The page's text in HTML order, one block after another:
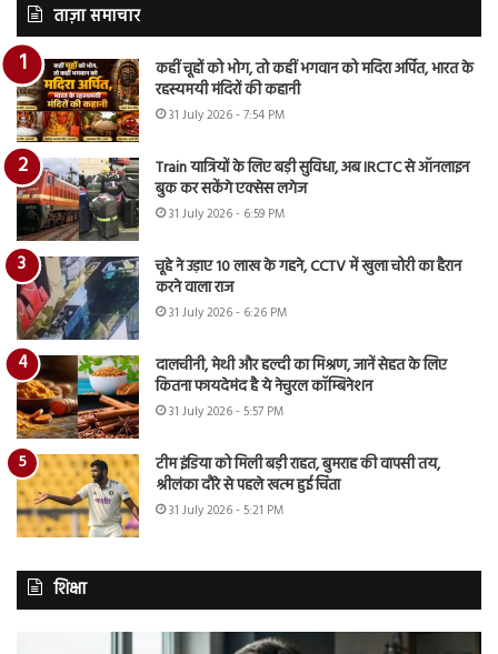
ताज़ा समाचार
कहीं चूहों को भोग, तो कहीं भगवान को मदिरा अर्पित, भारत के
रहस्यमयी मंदिरों की कहानी
31 July 2026 - 7:54 PM
Train यात्रियों के लिए बड़ी सुविधा, अब IRCTC से ऑनलाइन
बुक कर सकेंगे एक्सेस लगेज
31 July 2026 - 6:59 PM
चूहे ने उड़ाए 10 लाख के गहने, CCTV में खुला चोरी का हैरान
करने वाला राज
31 July 2026 - 6:26 PM
दालचीनी, मेथी और हल्दी का मिश्रण, जानें सेहत के लिए
कितना फायदेमंद है ये नेचुरल कॉम्बिनेशन
31 July 2026 - 5:57 PM
टीम इंडिया को मिली बड़ी राहत, बुमराह की वापसी तय,
श्रीलंका दौरे से पहले खत्म हुई चिंता
31 July 2026 - 5:21 PM
शिक्षा